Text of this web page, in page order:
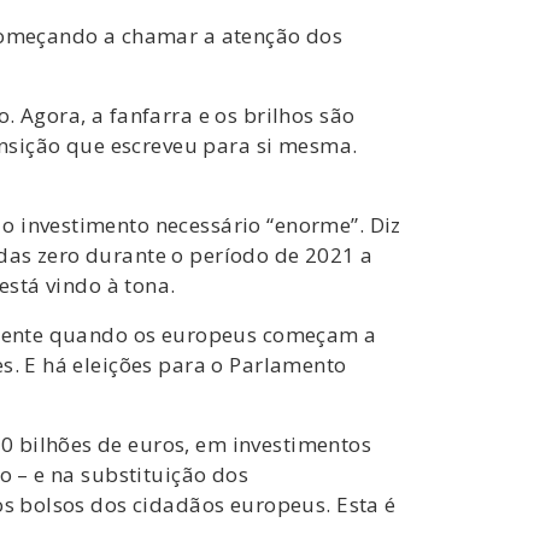
a chamar a atenção dos
Agora, a fanfarra e os brilhos são
que escreveu para si mesma.
necessário “enorme”. Diz
zero durante o período de 2021 a
vindo à tona.
quando os europeus começam a
E há eleições para o Parlamento
bilhões de euros, em investimentos
– e na substituição dos
dos cidadãos europeus. Esta é